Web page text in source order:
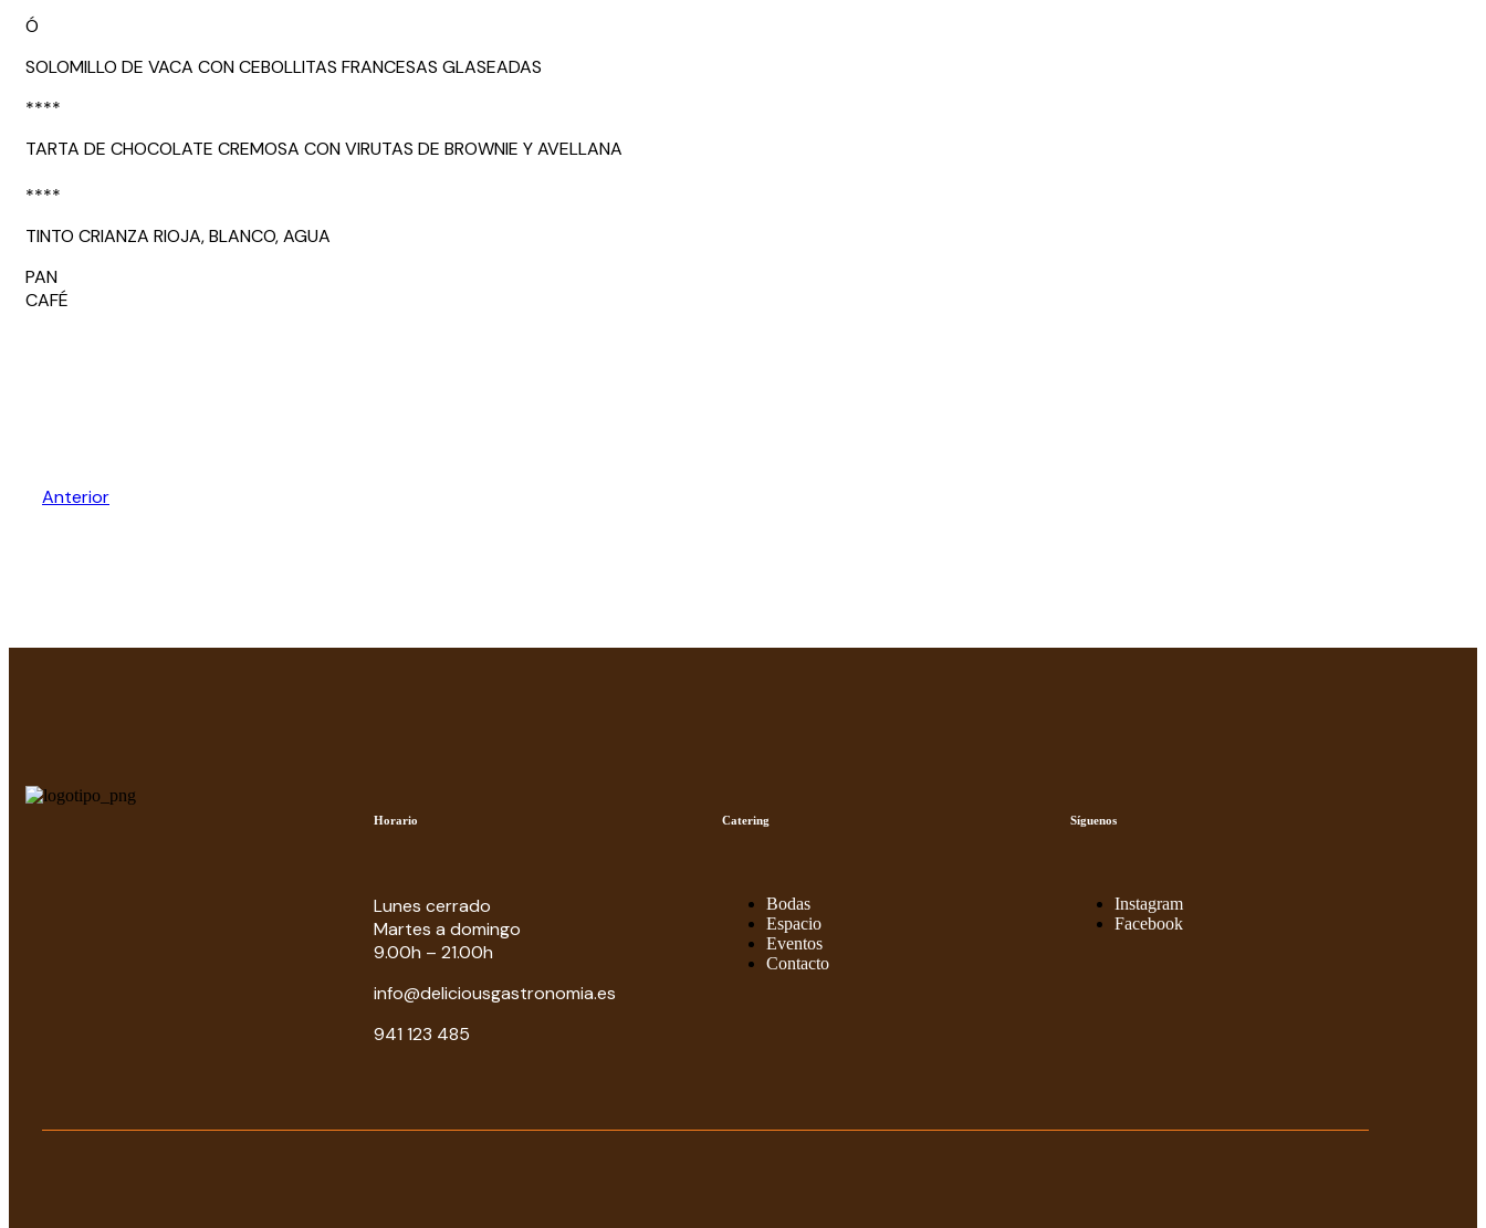
Ó
SOLOMILLO DE VACA CON CEBOLLITAS FRANCESAS GLASEADAS
****
TARTA DE CHOCOLATE CREMOSA CON VIRUTAS DE BROWNIE Y AVELLANA
****
TINTO CRIANZA RIOJA, BLANCO, AGUA
PAN
CAFÉ
Anterior
Horario
Lunes cerrado
Martes a domingo
9.00h – 21.00h
info@deliciousgastronomia.es
941 123 485
Catering
Bodas
Espacio
Eventos
Contacto
Síguenos
Instagram
Facebook